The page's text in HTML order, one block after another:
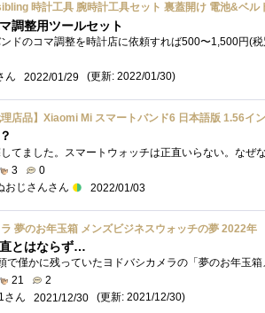
時計工具 腕時計工具セット 裏蓋開け 電池&ベルト交換 バンド
調整用ツールセット
ん
2022/01/29 (更新: 2022/01/30)
3
0
おじさんさん
2022/01/03
夢のお年玉箱 メンズビジネスウォッチの夢 2022年
とはならず…
21
2
さん
2021/12/30 (更新: 2021/12/30)